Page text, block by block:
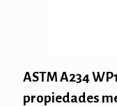
ASTM A234
propiedades